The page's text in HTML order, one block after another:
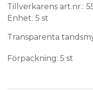
Tillverkarens art.nr.
Enhet 5 st
Transparenta
Förpackning: 5 st